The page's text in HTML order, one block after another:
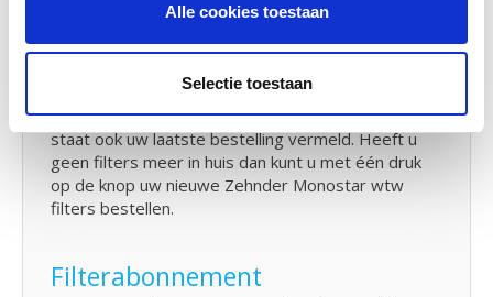
Alle cookies toestaan
Selectie toestaan
Herinneringsservice
Voor u het moment om uw WTW filters te
controlen en eventueel te vervangen. In deze mail
staat ook uw laatste bestelling vermeld. Heeft u
geen filters meer in huis dan kunt u met één druk
op de knop uw nieuwe Zehnder Monostar wtw
filters bestellen.
Filterabonnement